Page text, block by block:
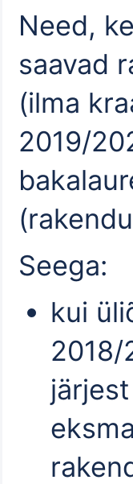
Need,
saavad
(ilma
2019/
Seega:
kui
2018/